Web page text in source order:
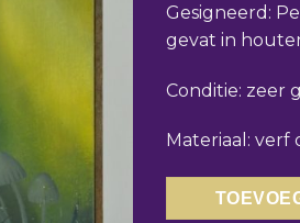
Gesigneerd:
gevat in
Conditie: zeer
Materiaal: verf